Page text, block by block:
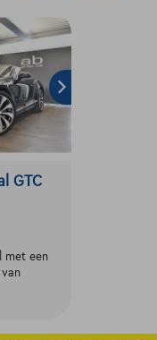
GTC
met een